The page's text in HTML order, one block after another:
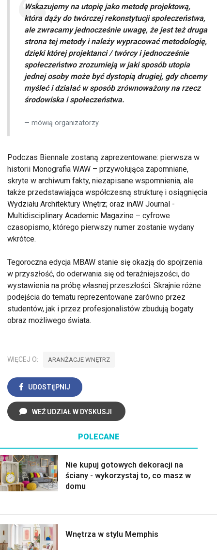
Wskazujemy na utopię jako metodę projektową,
która dąży do twórczej rekonstytucji społeczeństwa,
ale zwracamy jednocześnie uwagę, że jest też druga
strona tej metody i należy wypracować metodologię,
dzięki której projektanci / twórcy i jednocześnie
społeczeństwo zrozumieją w jaki sposób utopia
jednej osoby może być dystopią drugiej, gdy chcemy
myśleć i działać w sposób zrównoważony na rzecz
środowiska i społeczeństwa.
mówią organizatorzy.
Podczas Biennale zostaną zaprezentowane: pierwsza w
historii Monografia WAW – przywołująca zapomniane,
skryte w archiwum fakty, niezapisane wspomnienia, ale
także przedstawiająca współczesną strukturę i osiągnięcia
Wydziału Architektury Wnętrz; oraz inAW Journal -
Multidisciplinary Academic Magazine – cyfrowe
czasopismo, którego pierwszy numer zostanie wydany
wkrótce.
Tegoroczna edycja MBAW stanie się okazją do spojrzenia
w przyszłość, do oderwania się od teraźniejszości, do
wystawienia na próbę własnej przeszłości. Skrajnie różne
podejścia do tematu reprezentowane zarówno przez
studentów, jak i przez profesjonalistów zbudują bogaty
obraz możliwego świata.
WIĘCEJ O: ARANŻACJE WNĘTRZ
UDOSTĘPNIJ
WEŹ UDZIAŁ W DYSKUSJI
POLECANE
Nie kupuj gotowych dekoracji na
ściany - wykorzystaj to, co masz w
domu
Wnętrza w stylu Memphis